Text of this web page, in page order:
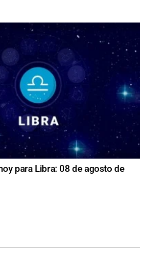
para Libra: 08 de agosto de